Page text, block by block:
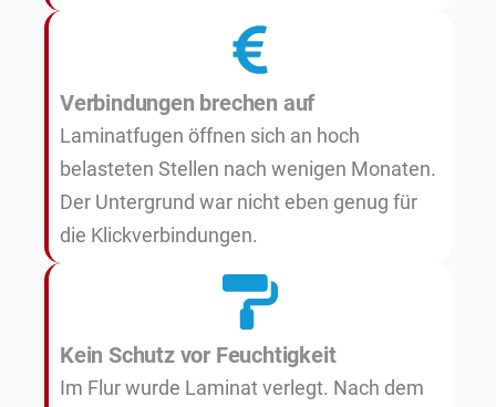
Verbindungen brechen auf
Laminatfugen öffnen sich an hoch
belasteten Stellen nach wenigen Monaten.
Der Untergrund war nicht eben genug für
die Klickverbindungen.
Kein Schutz vor Feuchtigkeit
Im Flur wurde Laminat verlegt. Nach dem